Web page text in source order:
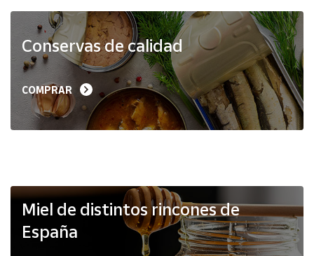
Productos
Solidarios
Ayuda
Vendedores
Mapa de
Conservas de calidad
COMPRAR
Miel de distintos rincones de
España